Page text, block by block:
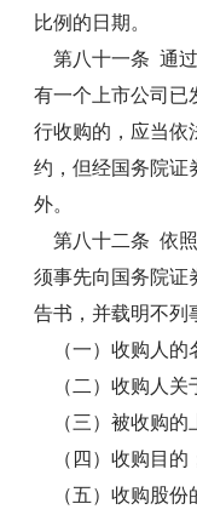
比例的日期。
第八十一条 通
有一个上市公司
行收购的，应当
约，但经国务院证
外。
第八十二条 依
须事先向国务院证
告书，并载明不列
（一）收购人的
（二）收购人关
（三）被收购的
（四）收购目的
（五）收购股份